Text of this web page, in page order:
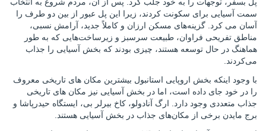
سمت آسیایی برای سکونت کردند، زیرا این پل عبور از بین دو طرف را
آسان می کرد. گزینه‌های مسکن ارزان و کاملاً جدید، آرامش نسبی،
مناطق تفریحی فراوان، طبیعت سرسبز و زیرساخت‌هایی که به طور
هماهنگ در حال توسعه هستند، چیزی بودند که بخش آسیایی را جذاب
می‌کردند.
با وجود اینکه بخش اروپایی استانبول بیشترین مکان های تاریخی معروف
را در خود جای داده است، اما در بخش آسیایی نیز مکان های تاریخی
جذاب متعددی وجود دارد. ارگ آنادولو، کاخ بیرلر بی، ایستگاه حیدرپاشا و
برج مایدن برخی از مکان‌های جذاب در بخش آسیایی هستند.